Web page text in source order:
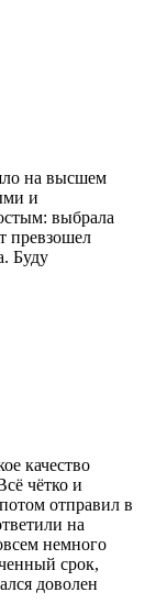
на высшем
и
выбрала
превзошел
Буду
качество
чётко и
отправил в
на
немного
срок,
доволен